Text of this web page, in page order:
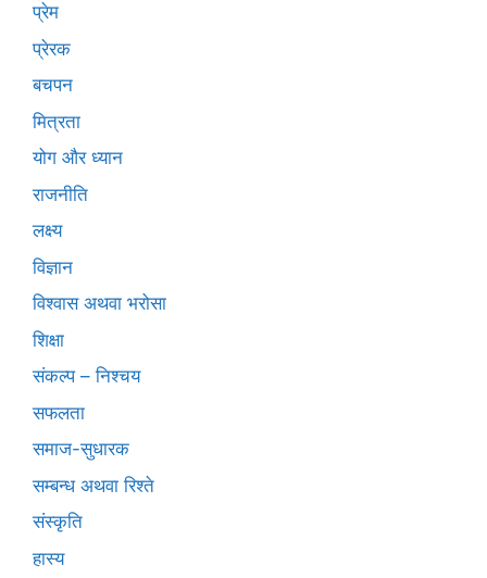
प्रेम
प्रेरक
बचपन
मित्रता
योग और ध्यान
राजनीति
लक्ष्य
विज्ञान
विश्वास अथवा भरोसा
शिक्षा
संकल्प – निश्चय
सफलता
समाज-सुधारक
सम्बन्ध अथवा रिश्ते
संस्कृति
हास्य